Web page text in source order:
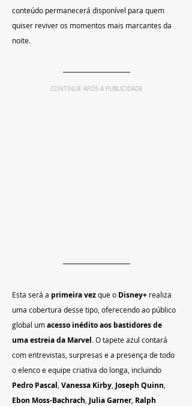
conteúdo permanecerá disponível para quem
quiser reviver os momentos mais marcantes da
noite.
CONTINUE APÓS A PUBLICIDADE
Esta será a primeira vez que o Disney+ realiza
uma cobertura desse tipo, oferecendo ao público
global um acesso inédito aos bastidores de
uma estreia da Marvel. O tapete azul contará
com entrevistas, surpresas e a presença de todo
o elenco e equipe criativa do longa, incluindo
Pedro Pascal Vanessa Kirby Joseph Quinn
Ebon Moss-Bachrach Julia Garner, Ralph